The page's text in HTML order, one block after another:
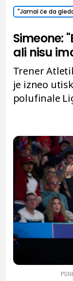
"Jamal će da
Simeone:
ali nisu
Trener
je izneo
polufinale